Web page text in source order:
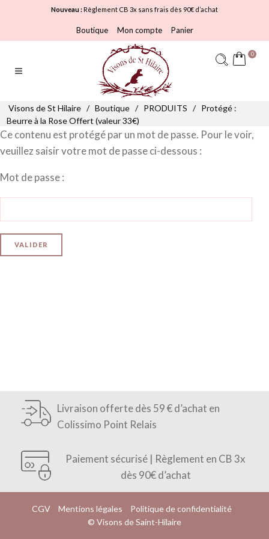
Nouveau :Règlement CB 3x sans frais dès 90€ d’achat
Boutique Mon compte Panier
0
Visons de St Hilaire / Boutique / PRODUITS / Protégé :
Beurre à la Rose Offert (valeur 33€)
Ce contenu est protégé par un mot de passe. Pour le voir,
veuillez saisir votre mot de passe ci-dessous :
Mot de passe :
Livraison offerte dès 59 € d’achat en
Colissimo Point Relais
Paiement sécurisé | Règlement en CB 3x
dès 90€ d’achat
CGV Mentions légales
Politique de confidentialité
© Visons de Saint-Hilaire